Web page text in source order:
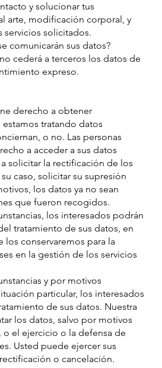
y solucionar tus
arte, modificación corporal, y
servicios solicitados.
comunicarán sus datos?
cederá a terceros los datos de
expreso.
derecho a obtener
tratando datos
o no. Las personas
a acceder a sus datos
solicitar la rectificación de los
caso, solicitar su supresión
los datos ya no sean
que fueron recogidos.
los interesados podrán
tratamiento de sus datos, en
los conservaremos para la
en la gestión de los servicios
y por motivos
particular, los interesados
de sus datos. Nuestra
los datos, salvo por motivos
el ejercicio o la defensa de
Usted puede ejercer sus
o cancelación.